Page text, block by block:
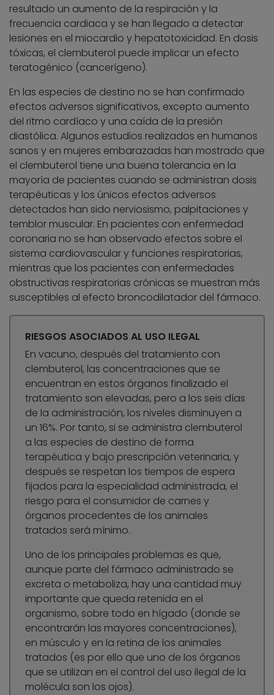
resultado un aumento de la respiración y la
frecuencia cardiaca y se han llegado a detectar
lesiones en el miocardio y hepatotoxicidad. En dosis
tóxicas, el clembuterol puede implicar un efecto
teratogénico (cancerígeno).
En las especies de destino no se han confirmado
efectos adversos significativos, excepto aumento
del ritmo cardíaco y una caída de la presión
diastólica. Algunos estudios realizados en humanos
sanos y en mujeres embarazadas han mostrado que
el clembuterol tiene una buena tolerancia en la
mayoría de pacientes cuando se administran dosis
terapéuticas y los únicos efectos adversos
detectados han sido nerviosismo, palpitaciones y
temblor muscular. En pacientes con enfermedad
coronaria no se han observado efectos sobre el
sistema cardiovascular y funciones respiratorias,
mientras que los pacientes con enfermedades
obstructivas respiratorias crónicas se muestran más
susceptibles al efecto broncodilatador del fármaco.
RIESGOS ASOCIADOS AL USO ILEGAL
En vacuno, después del tratamiento con
clembuterol, las concentraciones que se
encuentran en estos órganos finalizado el
tratamiento son elevadas, pero a los seis días
de la administración, los niveles disminuyen a
un 16%. Por tanto, si se administra clembuterol
a las especies de destino de forma
terapéutica y bajo prescripción veterinaria, y
después se respetan los tiempos de espera
fijados para la especialidad administrada, el
riesgo para el consumidor de carnes y
órganos procedentes de los animales
tratados será mínimo.
Uno de los principales problemas es que,
aunque parte del fármaco administrado se
excreta o metaboliza, hay una cantidad muy
importante que queda retenida en el
organismo, sobre todo en hígado (donde se
encontrarán las mayores concentraciones),
en músculo y en la retina de los animales
tratados (es por ello que uno de los órganos
que se utilizan en el control del uso ilegal de la
molécula son los ojos).